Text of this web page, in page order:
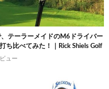
、テーラーメイドのM6ドライバー
ち比べてみた！｜Rick Shiels Golf
ュー